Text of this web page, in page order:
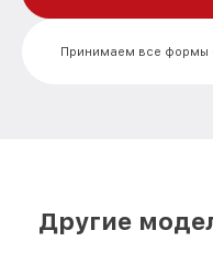
Замена шнура питания
EDST/CLST Miele
Принимаем все формы
Другие